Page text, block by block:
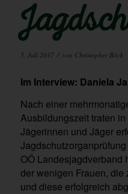
5. Juli 2017 / von Christopher Böck
Im Interview: Daniela
Nach einer
Ausbildungszeit traten
Jägerinnen und Jäger
OÖ Landesjagdverband
der wenigen Frauen, die
und diese erfolgreich